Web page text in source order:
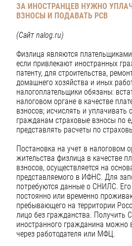
ЗА ИНОСТРАНЦЕВ НУЖНО
ВЗНОСЫ И ПОДАВАТЬ РСВ
(Сайт nalog.ru)
Физлица являются
если привлекают иностранных
патенту, для строительства,
домашнего хозяйства и иных
налогоплательщики обязаны:
налоговом органе в качестве
взносов; исчислять и
гражданам страховые взносы по
представлять расчеты по
Постановка на учет в налоговом
жительства физлица в качестве
взносов, осуществляется на
представляемого в ИФНС. Для
потребуются данные о СНИЛС.
постоянно или временно
пребывающего на территории
лицо без гражданства. Получить
иностранного гражданина можно
через работодателя или МФЦ.